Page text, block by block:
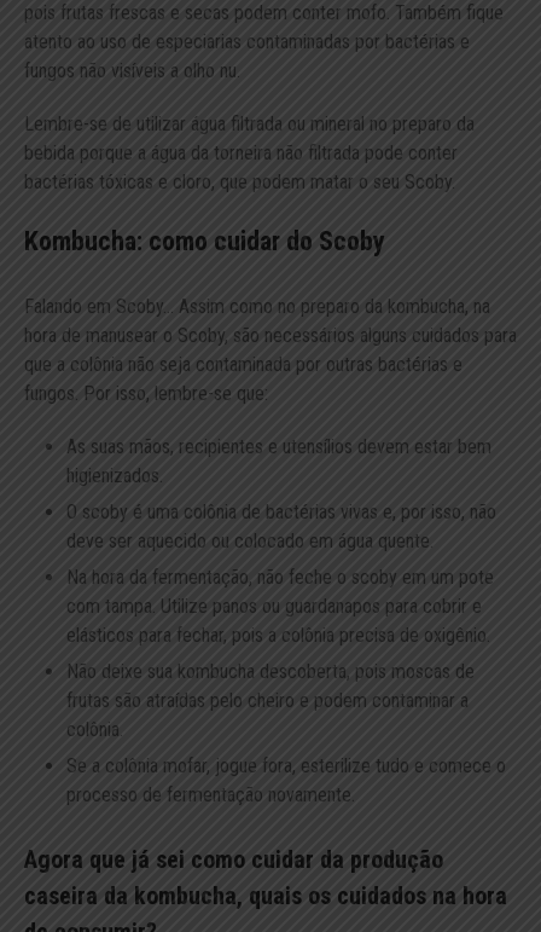
pois frutas frescas e secas podem conter mofo. Também fique
atento ao uso de especiarias contaminadas por bactérias e
fungos não visíveis a olho nu.
Lembre-se de utilizar água filtrada ou mineral no preparo da
bebida porque a água da torneira não filtrada pode conter
bactérias tóxicas e cloro, que podem matar o seu Scoby.
Kombucha: como cuidar do Scoby
Falando em Scoby… Assim como no preparo da kombucha, na
hora de manusear o Scoby, são necessários alguns cuidados para
que a colônia não seja contaminada por outras bactérias e
fungos. Por isso, lembre-se que:
As suas mãos, recipientes e utensílios devem estar bem
higienizados.
O scoby é uma colônia de bactérias vivas e, por isso, não
deve ser aquecido ou colocado em água quente.
Na hora da fermentação, não feche o scoby em um pote
com tampa. Utilize panos ou guardanapos para cobrir e
elásticos para fechar, pois a colônia precisa de oxigênio.
Não deixe sua kombucha descoberta, pois moscas de
frutas são atraídas pelo cheiro e podem contaminar a
colônia.
Se a colônia mofar, jogue fora, esterilize tudo e comece o
processo de fermentação novamente.
Agora que já sei como cuidar da produção
caseira da kombucha, quais os cuidados na hora